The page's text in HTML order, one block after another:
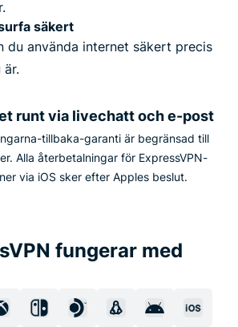
säkert
du använda internet säkert precis
är.
runt via livechatt och e-post
tillbaka-garanti är begränsad till
Alla återbetalningar för ExpressVPN-
via iOS sker efter Apples beslut.
fungerar med